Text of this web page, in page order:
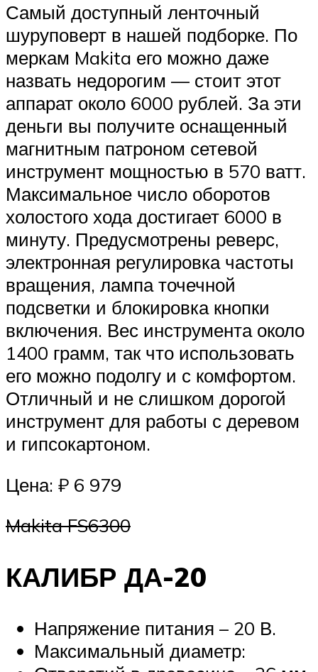
Самый доступный ленточный
шуруповерт в нашей подборке. По
меркам Makita его можно даже
назвать недорогим — стоит этот
аппарат около 6000 рублей. За эти
деньги вы получите оснащенный
магнитным патроном сетевой
инструмент мощностью в 570 ватт.
Максимальное число оборотов
холостого хода достигает 6000 в
минуту. Предусмотрены реверс,
электронная регулировка частоты
вращения, лампа точечной
подсветки и блокировка кнопки
включения. Вес инструмента около
1400 грамм, так что использовать
его можно подолгу и с комфортом.
Отличный и не слишком дорогой
инструмент для работы с деревом
и гипсокартоном.
Цена: ₽ 6 979
Makita FS6300
КАЛИБР ДА-20
Напряжение питания – 20 В.
Максимальный диаметр: